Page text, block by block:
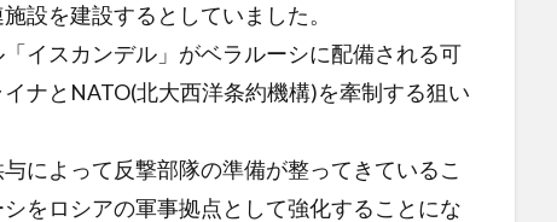
設を建設するとしていました。
イスカンデル」がベラルーシに配備される可
ナとNATO(北大西洋条約機構)を牽制する狙い
によって反撃部隊の準備が整ってきているこ
をロシアの軍事拠点として強化することにな